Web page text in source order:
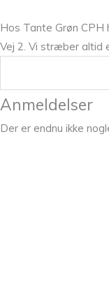
Hos Tante Grøn
Vej 2. Vi stræber altid
Anmeldelser
Der er endnu ikke